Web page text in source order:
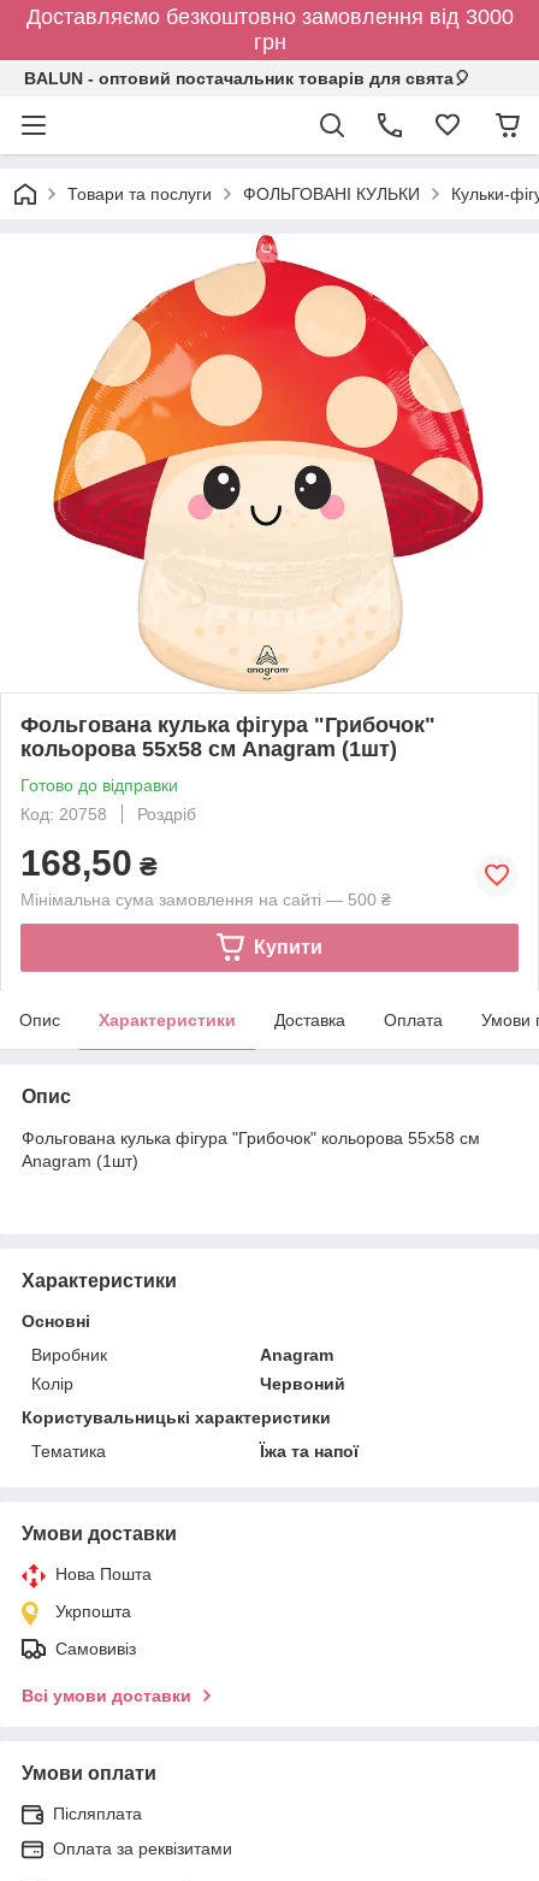
Доставляємо безкоштовно замовлення від 3000
грн
BALUN - оптовий постачальник товарів для свята🎈
Товари та послуги ФОЛЬГОВАНІ КУЛЬКИ Кульки-
Фольгована кулька фігура "Грибочок"
кольорова 55х58 см Anagram (1шт)
Готово до відправки
Код: 20758
Роздріб
168,50 ₴
Мінімальна сума замовлення на сайті — 500 ₴
Купити
Опис Характеристики Доставка Оплата Умови
Опис
Фольгована кулька фігура "Грибочок" кольорова 55х58 см
Anagram (1шт)
Характеристики
Основні
Виробник
Anagram
Колір
Червоний
Користувальницькі характеристики
Тематика
Їжа та напої
Умови доставки
Нова Пошта
Укрпошта
Самовивіз
Всі умови доставки
Умови оплати
Післяплата
Оплата за реквізитами